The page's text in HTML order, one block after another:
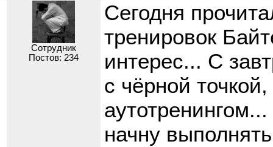
Сотрудник
Постов: 234
Сегодня
тренировок
интерес... С
с чёрной
начну